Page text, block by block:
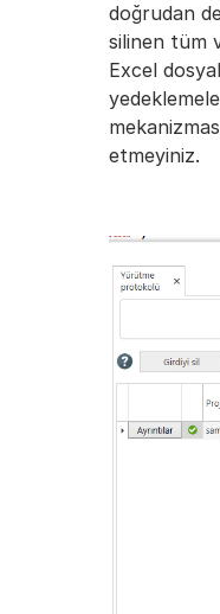
doğrudan
silinen tüm
Excel
etmeyiniz.